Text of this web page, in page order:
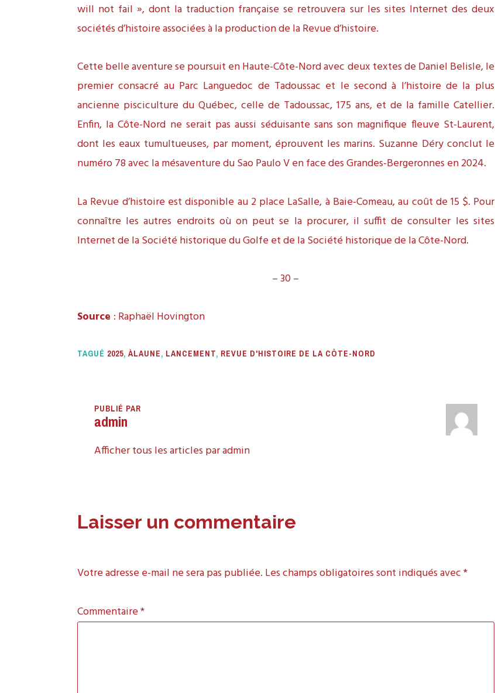
will not fail », dont la traduction française se retrouvera sur les sites Internet des deux
sociétés d’histoire associées à la production de la Revue d’histoire.
Cette belle aventure se poursuit en Haute-Côte-Nord avec deux textes de Daniel Belisle, le
premier consacré au Parc Languedoc de Tadoussac et le second à l’histoire de la plus
ancienne pisciculture du Québec, celle de Tadoussac, 175 ans, et de la famille Catellier.
Enfin, la Côte-Nord ne serait pas aussi séduisante sans son magnifique fleuve St-Laurent,
dont les eaux tumultueuses, par moment, éprouvent les marins. Suzanne Déry conclut le
numéro 78 avec la mésaventure du Sao Paulo V en face des Grandes-Bergeronnes en 2024.
La Revue d’histoire est disponible au 2 place LaSalle, à Baie-Comeau, au coût de 15 $. Pour
connaître les autres endroits où on peut se la procurer, il suffit de consulter les sites
Internet de la Société historique du Golfe et de la Société historique de la Côte-Nord.
– 30 –
Source : Raphaël Hovington
TAGUÉ 2025, ÀLAUNE, LANCEMENT, REVUE D'HISTOIRE DE LA CÔTE-NORD
PUBLIÉ PAR
admin
Afficher tous les articles par admin
Laisser un commentaire
Votre adresse e-mail ne sera pas publiée. Les champs obligatoires sont indiqués avec*
Commentaire*